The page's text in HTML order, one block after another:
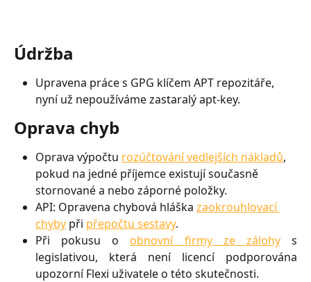
Údržba
Upravena práce s GPG klíčem APT repozitáře,
nyní už nepoužíváme zastaralý apt-key.
Oprava chyb
Oprava výpočtu rozúčtování vedlejších nákladů,
pokud na jedné příjemce existují současně
stornované a nebo záporné položky.
API: Opravena chybová hláška zaokrouhlovací
chyby při přepočtu sestavy.
Při pokusu o obnovní firmy ze zálohys
legislativou, která není licencí podporována
upozorní Flexi uživatele o této skutečnosti.